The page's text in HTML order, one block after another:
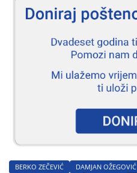
BERKO ZEČEVIĆ DAMJAN OŽEGOVIĆ